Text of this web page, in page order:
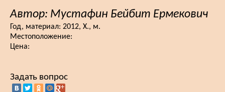
Автор: Мустафин Бейбит Ермекович
Год, материал: 2012, Х., м.
Местоположение:
Цена:
Задать вопрос